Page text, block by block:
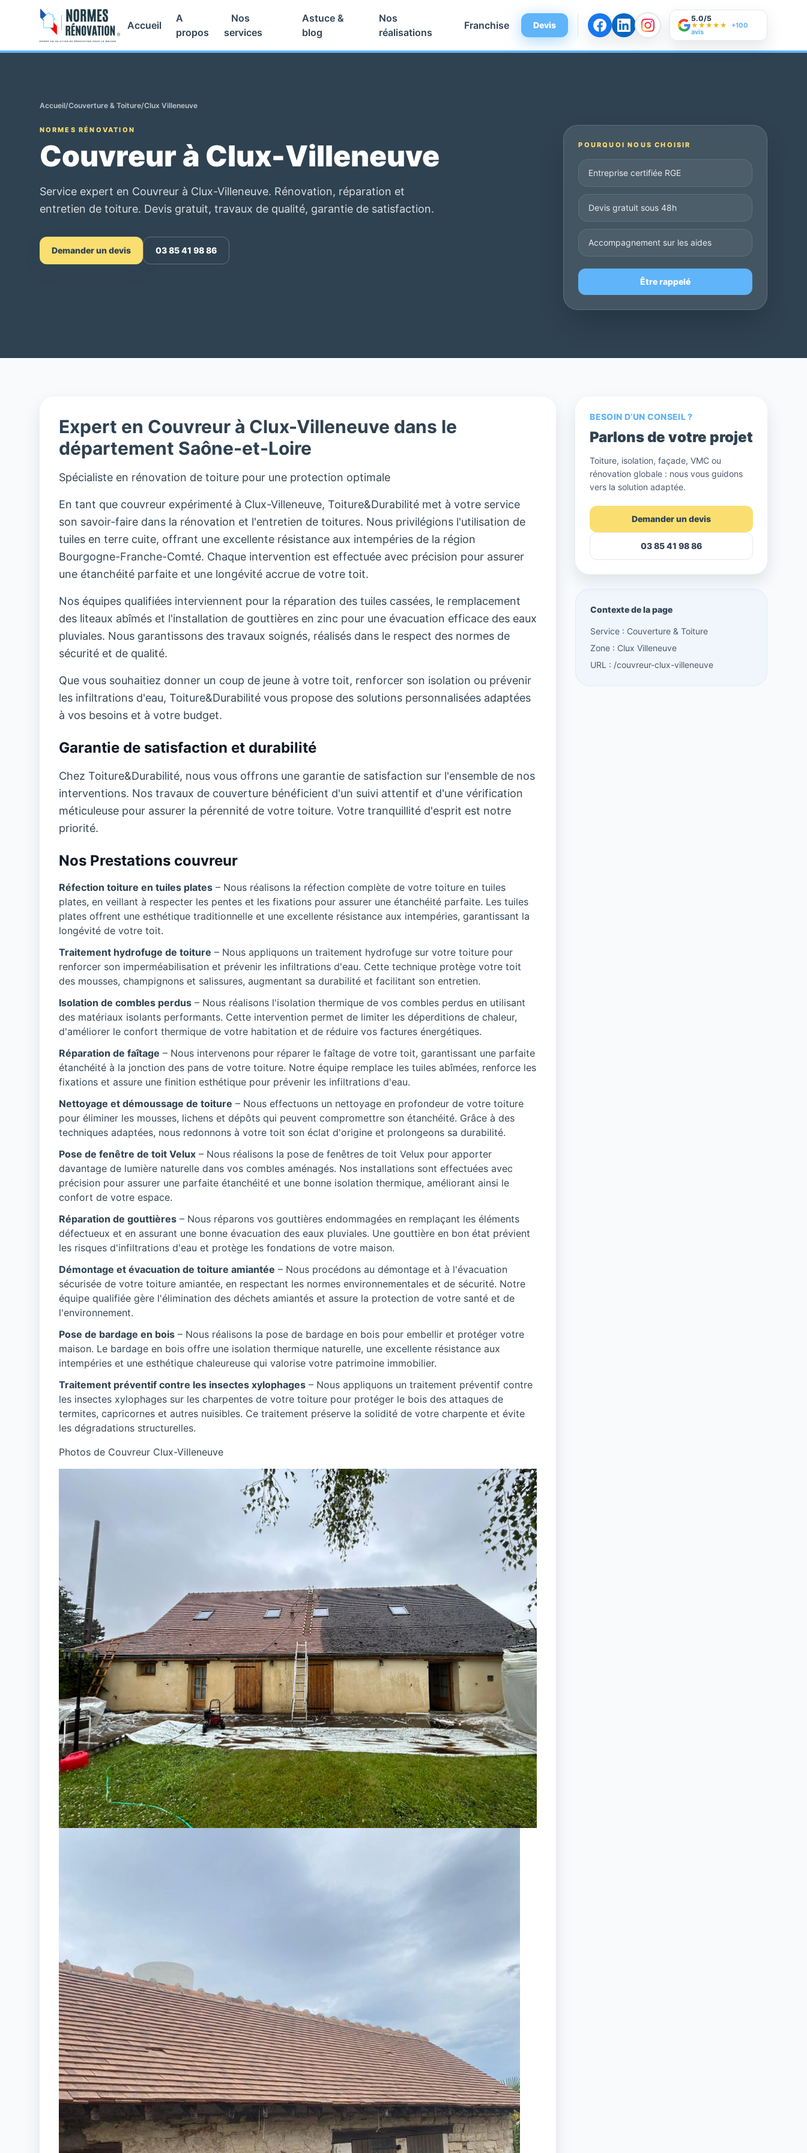
Accueil
A
propos
Nos
services
Astuce &
blog
Nos
réalisations
Franchise Devis
5.0/5
★★★★★ +100
avis
Accueil/Couverture & Toiture/Clux Villeneuve
NORMES RÉNOVATION
Couvreur à Clux-Villeneuve
Service expert en Couvreur à Clux-Villeneuve. Rénovation, réparation et
entretien de toiture. Devis gratuit, travaux de qualité, garantie de satisfaction.
Demander un devis 03 85 41 98 86
POURQUOI NOUS CHOISIR
Entreprise certifiée RGE
Devis gratuit sous 48h
Accompagnement sur les aides
Être rappelé
Expert en Couvreur à Clux-Villeneuve dans le
département Saône-et-Loire
Spécialiste en rénovation de toiture pour une protection optimale
En tant que couvreur expérimenté à Clux-Villeneuve, Toiture&Durabilité met à votre service
son savoir-faire dans la rénovation et l'entretien de toitures. Nous privilégions l'utilisation de
tuiles en terre cuite, offrant une excellente résistance aux intempéries de la région
Bourgogne-Franche-Comté. Chaque intervention est effectuée avec précision pour assurer
une étanchéité parfaite et une longévité accrue de votre toit.
Nos équipes qualifiées interviennent pour la réparation des tuiles cassées, le remplacement
des liteaux abîmés et l'installation de gouttières en zinc pour une évacuation efficace des eaux
pluviales. Nous garantissons des travaux soignés, réalisés dans le respect des normes de
sécurité et de qualité.
Que vous souhaitiez donner un coup de jeune à votre toit, renforcer son isolation ou prévenir
les infiltrations d'eau, Toiture&Durabilité vous propose des solutions personnalisées adaptées
à vos besoins et à votre budget.
Garantie de satisfaction et durabilité
Chez Toiture&Durabilité, nous vous offrons une garantie de satisfaction sur l'ensemble de nos
interventions. Nos travaux de couverture bénéficient d'un suivi attentif et d'une vérification
méticuleuse pour assurer la pérennité de votre toiture. Votre tranquillité d'esprit est notre
priorité.
Nos Prestations couvreur
Réfection toiture en tuiles plates– Nous réalisons la réfection complète de votre toiture en tuiles
plates, en veillant à respecter les pentes et les fixations pour assurer une étanchéité parfaite. Les tuiles
plates offrent une esthétique traditionnelle et une excellente résistance aux intempéries, garantissant la
longévité de votre toit.
Traitement hydrofuge de toiture – Nous appliquons un traitement hydrofuge sur votre toiture pour
renforcer son imperméabilisation et prévenir les infiltrations d'eau. Cette technique protège votre toit
des mousses, champignons et salissures, augmentant sa durabilité et facilitant son entretien.
Isolation de combles perdus– Nous réalisons l'isolation thermique de vos combles perdus en utilisant
des matériaux isolants performants. Cette intervention permet de limiter les déperditions de chaleur,
d'améliorer le confort thermique de votre habitation et de réduire vos factures énergétiques.
Réparation de faîtage – Nous intervenons pour réparer le faîtage de votre toit, garantissant une parfaite
étanchéité à la jonction des pans de votre toiture. Notre équipe remplace les tuiles abîmées, renforce les
fixations et assure une finition esthétique pour prévenir les infiltrations d'eau.
Nettoyage et démoussage de toiture – Nous effectuons un nettoyage en profondeur de votre toiture
pour éliminer les mousses, lichens et dépôts qui peuvent compromettre son étanchéité. Grâce à des
techniques adaptées, nous redonnons à votre toit son éclat d'origine et prolongeons sa durabilité.
Pose de fenêtre de toit Velux– Nous réalisons la pose de fenêtres de toit Velux pour apporter
davantage de lumière naturelle dans vos combles aménagés. Nos installations sont effectuées avec
précision pour assurer une parfaite étanchéité et une bonne isolation thermique, améliorant ainsi le
confort de votre espace.
Réparation de gouttières– Nous réparons vos gouttières endommagées en remplaçant les éléments
défectueux et en assurant une bonne évacuation des eaux pluviales. Une gouttière en bon état prévient
les risques d'infiltrations d'eau et protège les fondations de votre maison.
Démontage et évacuation de toiture amiantée – Nous procédons au démontage et à l'évacuation
sécurisée de votre toiture amiantée, en respectant les normes environnementales et de sécurité. Notre
équipe qualifiée gère l'élimination des déchets amiantés et assure la protection de votre santé et de
l'environnement.
Pose de bardage en bois– Nous réalisons la pose de bardage en bois pour embellir et protéger votre
maison. Le bardage en bois offre une isolation thermique naturelle, une excellente résistance aux
intempéries et une esthétique chaleureuse qui valorise votre patrimoine immobilier.
Traitement préventif contre les insectes xylophages– Nous appliquons un traitement préventif contre
les insectes xylophages sur les charpentes de votre toiture pour protéger le bois des attaques de
termites, capricornes et autres nuisibles. Ce traitement préserve la solidité de votre charpente et évite
les dégradations structurelles.
Photos de Couvreur Clux-Villeneuve
BESOIN D’UN CONSEIL ?
Parlons de votre projet
Toiture, isolation, façade, VMC ou
rénovation globale : nous vous guidons
vers la solution adaptée.
Demander un devis
03 85 41 98 86
Contexte de la page
Service : Couverture & Toiture
Zone : Clux Villeneuve
URL : /couvreur-clux-villeneuve